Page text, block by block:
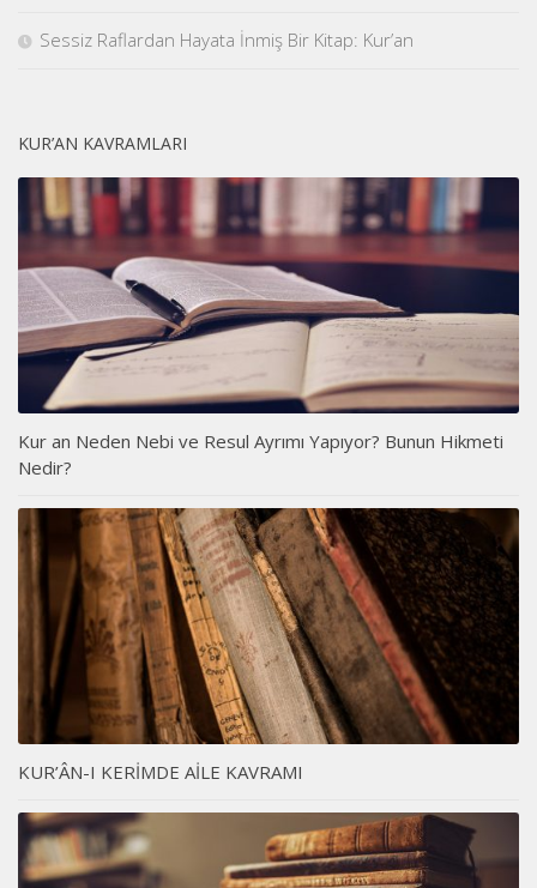
Sessiz Raflardan Hayata İnmiş Bir Kitap: Kur’an
KUR’AN KAVRAMLARI
Kur an Neden Nebi ve Resul Ayrımı Yapıyor? Bunun Hikmeti
Nedir?
KUR’ÂN-I KERİMDE AİLE KAVRAMI